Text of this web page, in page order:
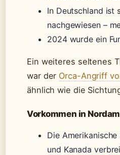
In Deutschland ist
nachgewiesen –
2024 wurde ein
Ein weiteres seltenes
war der Orca-Angriff
ähnlich wie die
Vorkommen in
Die
und Kanada